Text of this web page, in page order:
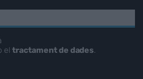
eltractament de dades